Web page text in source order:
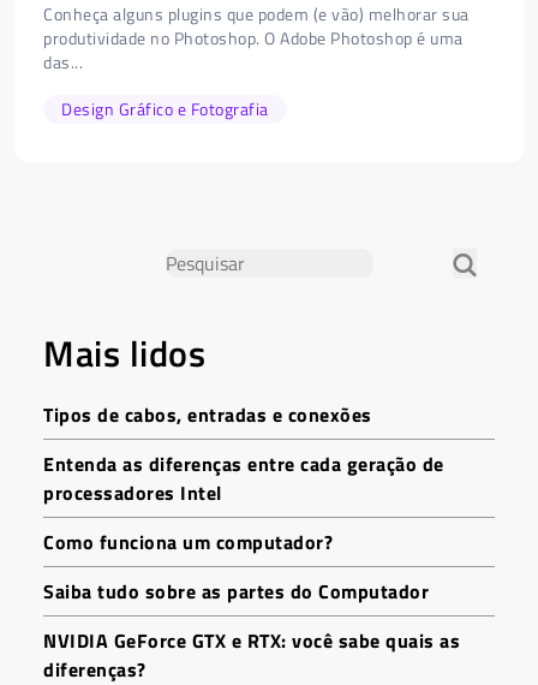
Conheça alguns plugins que podem (e vão) melhorar sua
produtividade no Photoshop. O Adobe Photoshop é uma
das...
Design Gráfico e Fotografia
Mais lidos
Tipos de cabos, entradas e conexões
Entenda as diferenças entre cada geração de
processadores Intel
Como funciona um computador?
Saiba tudo sobre as partes do Computador
NVIDIA GeForce GTX e RTX: você sabe quais as
diferenças?